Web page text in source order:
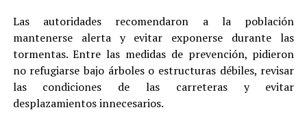
Las autoridades recomendaron a la población
mantenerse alerta y evitar exponerse durante las
tormentas. Entre las medidas de prevención, pidieron
no refugiarse bajo árboles o estructuras débiles, revisar
las condiciones de las carreteras y evitar
desplazamientos innecesarios.